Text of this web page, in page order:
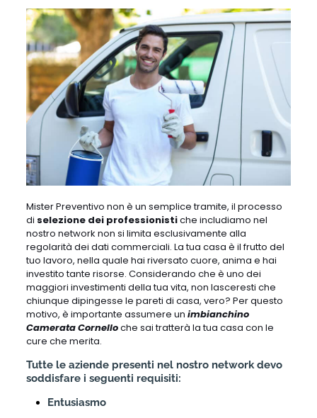
Mister Preventivo non è un semplice tramite, il processo
di selezione dei professionistiche includiamo nel
nostro network non si limita esclusivamente alla
regolarità dei dati commerciali. La tua casa è il frutto del
tuo lavoro, nella quale hai riversato cuore, anima e hai
investito tante risorse. Considerando che è uno dei
maggiori investimenti della tua vita, non lasceresti che
chiunque dipingesse le pareti di casa, vero? Per questo
motivo, è importante assumere un imbianchino
Camerata Cornelloche sai tratterà la tua casa con le
cure che merita.
Tutte le aziende presenti nel nostro network devo
soddisfare i seguenti requisiti:
Entusiasmo